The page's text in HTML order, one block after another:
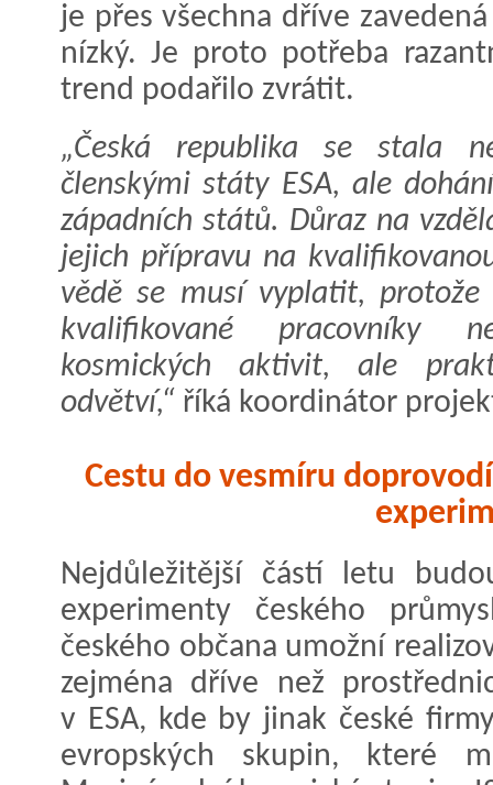
je přes všechna dříve
nízký. Je proto potřeba
trend podařilo zvrátit.
„Česká republika se stala
členskými státy ESA, ale
západních států. Důraz na
jejich přípravu na
vědě se musí vyplatit,
kvalifikované pracovníky
kosmických aktivit, ale
odvětví,“ říká koordinátor
Cestu do vesmíru
Nejdůležitější částí letu
experimenty českého
českého občana umožní
zejména dříve než
v ESA, kde by jinak české
evropských skupin, které